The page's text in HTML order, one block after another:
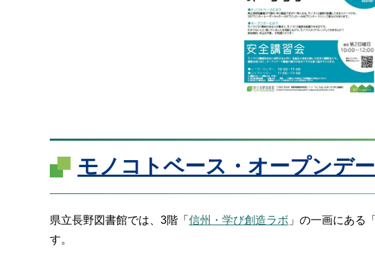
モノコトベース・オープンデー
県立長野図書館では、3階「 信州・学び創造ラボ 」の一画にある「
す。